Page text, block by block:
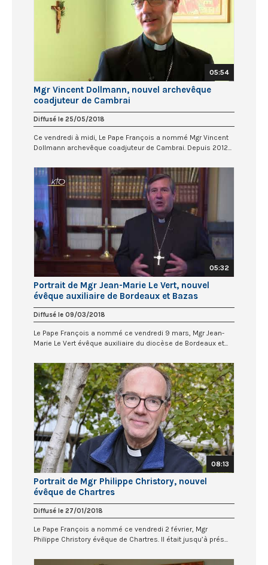
05:54
Mgr Vincent Dollmann, nouvel archevêque
coadjuteur de Cambrai
Diffusé le 25/05/2018
Ce vendredi à midi, Le Pape François a nommé Mgr Vincent
Dollmann archevêque coadjuteur de Cambrai. Depuis 2012...
05:32
Portrait de Mgr Jean-Marie Le Vert, nouvel
évêque auxiliaire de Bordeaux et Bazas
Diffusé le 09/03/2018
Le Pape François a nommé ce vendredi 9 mars, Mgr Jean-
Marie Le Vert évêque auxiliaire du diocèse de Bordeaux et...
08:13
Portrait de Mgr Philippe Christory, nouvel
évêque de Chartres
Diffusé le 27/01/2018
Le Pape François a nommé ce vendredi 2 février, Mgr
Philippe Christory évêque de Chartres. Il était jusqu’à prés...